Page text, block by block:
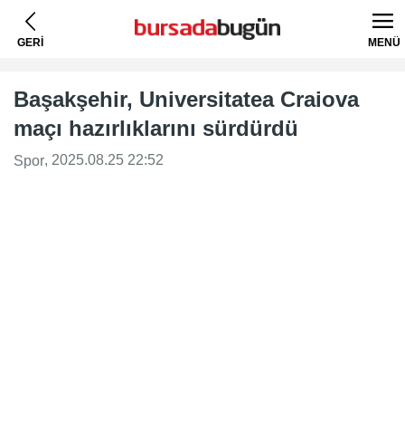
GERİ MENÜ
Başakşehir, Universitatea Craiova
maçı hazırlıklarını sürdürdü
Spor, 2025.08.25 22:52